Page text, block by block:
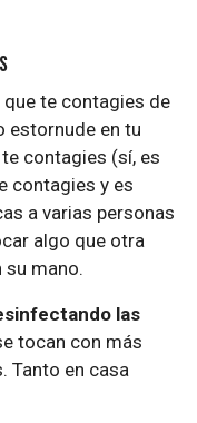
que te contagies de
estornude en tu
contagies (sí, es
contagies y es
a varias personas
algo que otra
su mano.
las
tocan con más
Tanto en casa